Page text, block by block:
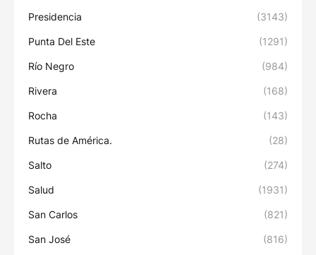
Presidencia (3143)
Punta Del Este (1291)
Río Negro (984)
Rivera (168)
Rocha (143)
Rutas de América. (28)
Salto (274)
Salud (1931)
San Carlos (821)
San José (816)